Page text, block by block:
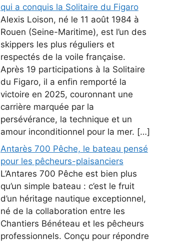
qui a conquis la Solitaire du Figaro
Alexis Loison, né le 11 août 1984 à
Rouen (Seine-Maritime), est l’un des
skippers les plus réguliers et
respectés de la voile française.
Après 19 participations à la Solitaire
du Figaro, il a enfin remporté la
victoire en 2025, couronnant une
carrière marquée par la
persévérance, la technique et un
amour inconditionnel pour la mer. […]
Antarès 700 Pêche, le bateau pensé
pour les pêcheurs-plaisanciers
L’Antares 700 Pêche est bien plus
qu’un simple bateau : c’est le fruit
d’un héritage nautique exceptionnel,
né de la collaboration entre les
Chantiers Bénéteau et les pêcheurs
professionnels. Conçu pour répondre